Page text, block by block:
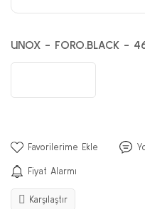
UNOX - FORO.BLACK -
Fiyat Alarmı
Karşılaştır